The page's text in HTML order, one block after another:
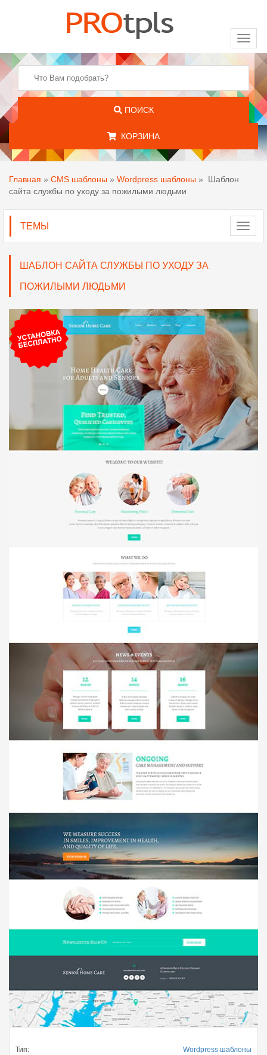
ПОИСК
КОРЗИНА
Главная » CMS шаблоны » Wordpress шаблоны »
Шаблон
сайта службы по уходу за пожилыми людьми
ТЕМЫ
ШАБЛОН САЙТА СЛУЖБЫ ПО УХОДУ ЗА
ПОЖИЛЫМИ ЛЮДЬМИ
Тип: Wordpress шаблоны